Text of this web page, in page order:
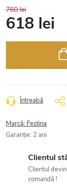
760 lei
618 lei
Întreabă
Marcă: Festina
Garanţie: 2 ani
Clientul
Clientul
comandă !